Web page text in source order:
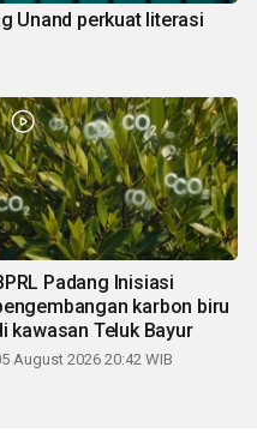
Unand perkuat literasi
Padang Inisiasi
karbon biru
kawasan Teluk Bayur
August 2026 20:42 WIB